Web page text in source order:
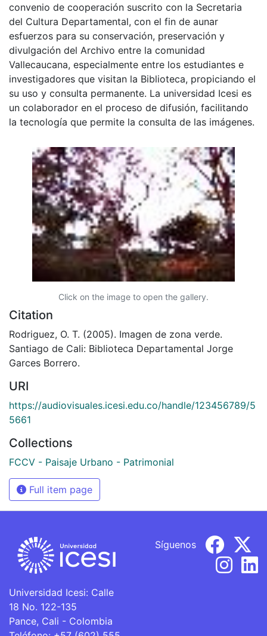
convenio de cooperación suscrito con la Secretaria
del Cultura Departamental, con el fin de aunar
esfuerzos para su conservación, preservación y
divulgación del Archivo entre la comunidad
Vallecaucana, especialmente entre los estudiantes e
investigadores que visitan la Biblioteca, propiciando el
su uso y consulta permanente. La universidad Icesi es
un colaborador en el proceso de difusión, facilitando
la tecnología que permite la consulta de las imágenes.
Click on the image to open the gallery.
Citation
Rodriguez, O. T. (2005). Imagen de zona verde.
Santiago de Cali: Biblioteca Departamental Jorge
Garces Borrero.
URI
https://audiovisuales.icesi.edu.co/handle/123456789/5
5661
Collections
FCCV - Paisaje Urbano - Patrimonial
Full item page
Universidad Icesi: Calle
18 No. 122-135
Pance, Cali - Colombia
Síguenos